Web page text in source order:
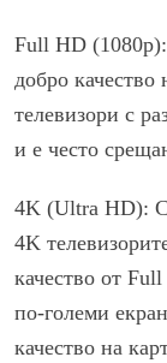
Full HD (1080p):
добро качество
телевизори с
и е често
4K (Ultra HD): С
4K
качество от
по-големи
качество на